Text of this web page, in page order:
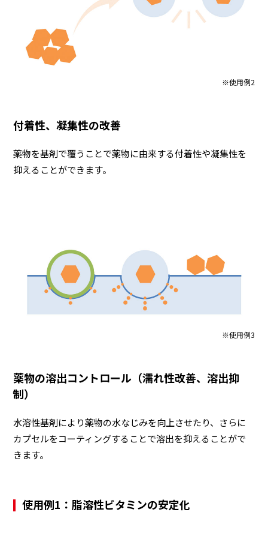
※使用例2
付着性、凝集性の改善
薬物を基剤で覆うことで薬物に由来する付着性や凝集性を
抑えることができます。
※使用例3
薬物の溶出コントロール（濡れ性改善、溶出抑
制）
水溶性基剤により薬物の水なじみを向上させたり、さらに
カプセルをコーティングすることで溶出を抑えることがで
きます。
使用例1：脂溶性ビタミンの安定化